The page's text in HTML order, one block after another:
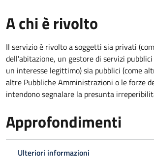
A chi è rivolto
Il servizio è rivolto a soggetti sia privati
dell'abitazione, un gestore di servizi
un interesse legittimo) sia pubblici (come
altre Pubbliche Amministrazioni o le forze
intendono segnalare la presunta
Approfondimenti
Ulteriori informazioni